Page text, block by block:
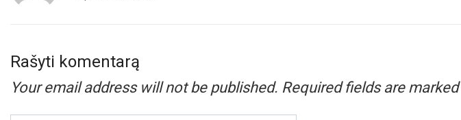
Rašyti komentarą
Your email address will not be published. Required fields are marked